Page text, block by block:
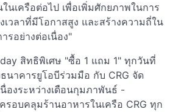
นเครือต่อไป เพื่อเพิ่มศักยภาพในการ
เวลาที่มีโอกาสสูง และสร้างความถี่ใน
รอย่างต่อเนื่อง"
สิทธิพิเศษ "ซื้อ 1 แถม 1" ทุกวันที่
นาคารยูโอบีร่วมมือ กับ CRG จัด
องระหว่างเดือนกุมภาพันธ์ -
อบคลุมร้านอาหารในเครือ CRG ทุก